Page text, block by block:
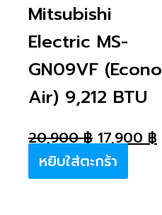
Mitsubishi
Electric MS-
GN09VF (Econo
Air) 9,212 BTU
20,900฿ 17,900 ฿
หยิบใส่ตะกร้า